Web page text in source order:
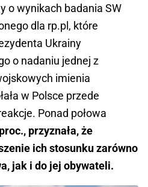
o wynikach badania SW
dla rp.pl, które
Ukrainy
o nadaniu jednej z
imienia
w Polsce przede
Ponad połowa
przyznała, że
ich stosunku zarówno
jak i do jej obywateli.